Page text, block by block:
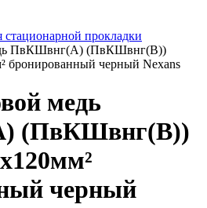
прокладки
ПвКШвнг(А) (ПвКШвнг(B))
бронированный черный Nexans
медь
(ПвКШвнг(B))
черный